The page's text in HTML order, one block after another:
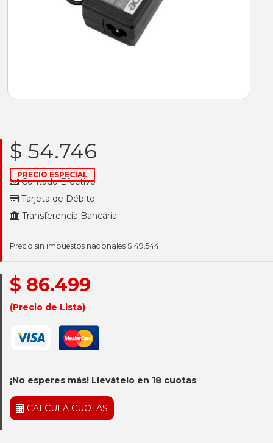
$ 54.746
PRECIO ESPECIAL
Contado Efectivo
Tarjeta de Débito
Transferencia Bancaria
Precio sin impuestos nacionales $ 49.544
$ 86.499
(Precio de Lista)
¡No esperes más! Llevátelo en 18 cuotas
CALCULA CUOTAS